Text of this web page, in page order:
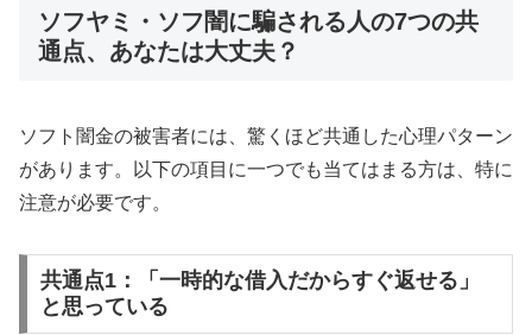
ソフヤミ・ソフ闇に騙される人の7つの共
通点、あなたは大丈夫？
ソフト闇金の被害者には、驚くほど共通した心理パターン
があります。以下の項目に一つでも当てはまる方は、特に
注意が必要です。
共通点1：「一時的な借入だからすぐ返せる」
と思っている